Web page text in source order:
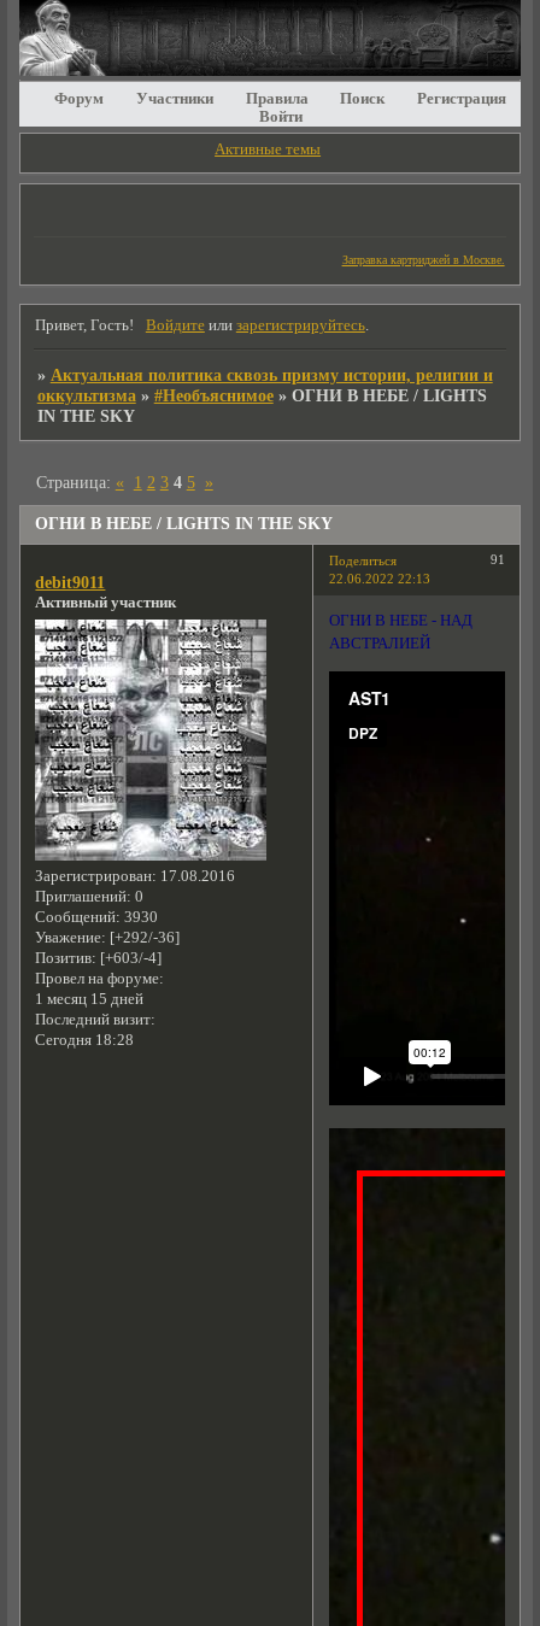
Форум Участники Правила Поиск
Регистрация
Войти
Активные темы
Заправка картриджей в Москве.
Привет, Гость! Войдитеили зарегистрируйтесь.
» Актуальная политика сквозь призму истории, религии и
оккультизма » #Необъяснимое » ОГНИ В НЕБЕ / LIGHTS
IN THE SKY
ОГНИ В НЕБЕ / LIGHTS IN THE SKY
Страница: « 1 2 3 4 5 »
Поделиться
91
22.06.2022 22:13
debit9011
Активный участник
Зарегистрирован: 17.08.2016
Приглашений: 0
Сообщений: 3930
Уважение: [+292/-36]
Позитив: [+603/-4]
Провел на форуме:
1 месяц 15 дней
Последний визит:
Сегодня 18:28
ОГНИ В НЕБЕ - НАД
АВСТРАЛИЕЙ